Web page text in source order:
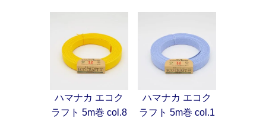
ハマナカ エコク
ラフト 5m巻 col.8
ハマナカ エコク
ラフト 5m巻 col.1